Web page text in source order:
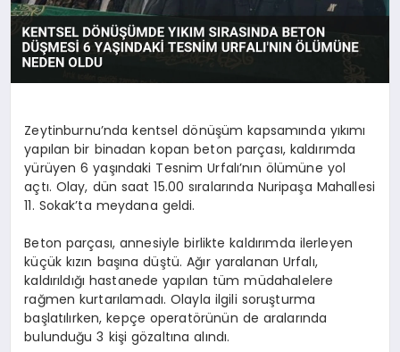
Zeytinburnu’nda kentsel dönüşüm kapsamında yıkımı
yapılan bir binadan kopan beton parçası, kaldırımda
yürüyen 6 yaşındaki Tesnim Urfalı’nın ölümüne yol
açtı. Olay, dün saat 15.00 sıralarında Nuripaşa Mahallesi
11. Sokak’ta meydana geldi.
Beton parçası, annesiyle birlikte kaldırımda ilerleyen
küçük kızın başına düştü. Ağır yaralanan Urfalı,
kaldırıldığı hastanede yapılan tüm müdahalelere
rağmen kurtarılamadı. Olayla ilgili soruşturma
başlatılırken, kepçe operatörünün de aralarında
bulunduğu 3 kişi gözaltına alındı.